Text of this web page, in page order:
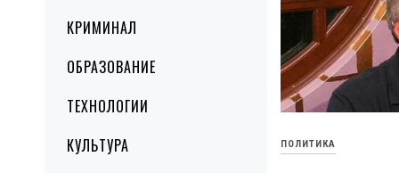
КРИМИНАЛ
ОБРАЗОВАНИЕ
ТЕХНОЛОГИИ
КУЛЬТУРА
ПОЛИТИКА